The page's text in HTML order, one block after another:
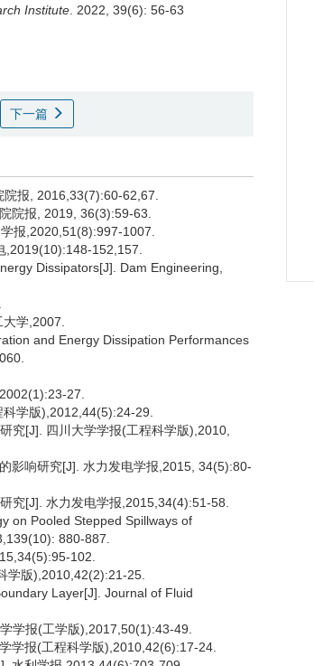
Institute . 2022, 39(6): 56-63
下一篇
报, 2016,33(7):60-62,67.
院报, 2019, 36(3):59-63.
报,2020,51(8):997-1007.
,2019(10):148-152,157.
Dissipators[J]. Dam Engineering,
学,2007.
and Energy Dissipation Performances
27.
学版),2012,44(5):24-29.
究[J]. 四川大学学报(工程科学版),2010,
影响研究[J]. 水力发电学报,2015, 34(5):80-
究[J]. 水力发电学报,2015,34(4):51-58.
on Pooled Stepped Spillways of
880-887.
102.
学版),2010,42(2):21-25.
Layer[J]. Journal of Fluid
学报(工学版),2017,50(1):43-49.
学报(工程科学版),2010,42(6):17-24.